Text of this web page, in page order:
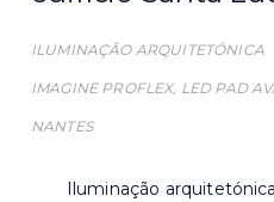
ILUMINAÇÃO ARQUITETÓNICA
IMAGINE PROFLEX, LED PAD
NANTES
Iluminação arquitetónica